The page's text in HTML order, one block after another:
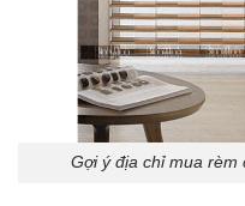
Gợi ý địa chỉ mua